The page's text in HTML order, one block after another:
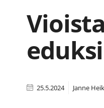
eduksi
25.5.2024 Janne